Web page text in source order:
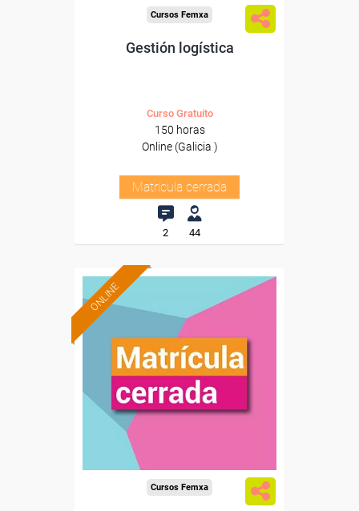
Cursos Femxa
Gestión logística
Curso Gratuito
150 horas
Online (Galicia )
Matrícula cerrada
2 44
ONLINE
Cursos Femxa